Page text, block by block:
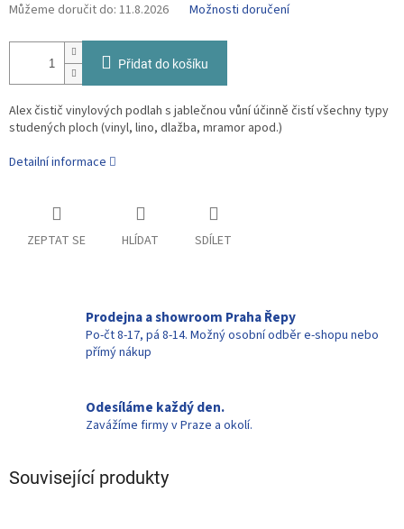
Můžeme doručit do: 11.8.2026 Možnosti doručení
Přidat do košíku
Alex čistič vinylových podlah s jablečnou vůní účinně čistí všechny typy
studených ploch (vinyl, lino, dlažba, mramor apod.)
Detailní informace
ZEPTAT SE HLÍDAT SDÍLET
Prodejna a showroom Praha Řepy
Po-čt 8-17, pá 8-14. Možný osobní odběr e-shopu nebo
přímý nákup
Odesíláme každý den.
Zavážíme firmy v Praze a okolí.
Související produkty